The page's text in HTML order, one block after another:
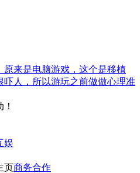
来是电脑游戏，这个是移植
人，所以游玩之前做做心理准
娱
页商务合作